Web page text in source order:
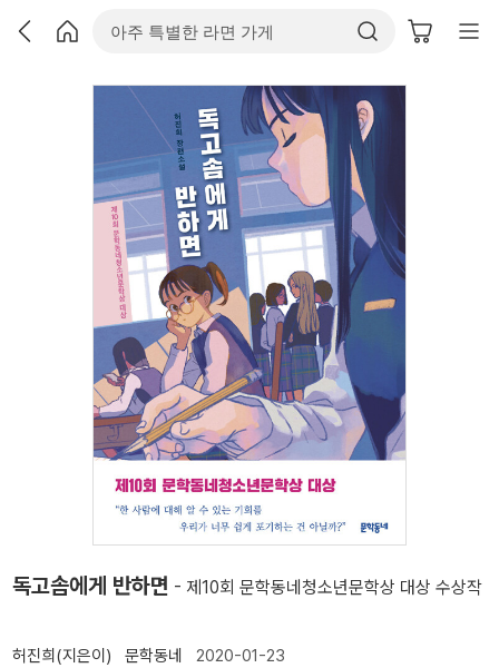
독고솜에게 반하면 - 제10회 문학동네청소년문학상 대상 수상작
허진희(지은이) 문학동네 2020-01-23